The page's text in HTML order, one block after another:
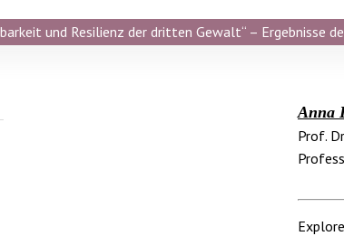
und Resilienz der dritten Gewalt“ – Ergebnisse
Anna
Prof.